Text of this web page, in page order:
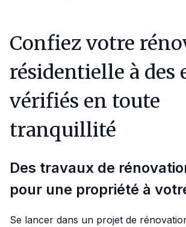
Confiez votre
résidentielle à des
vérifiés en toute
tranquillité
Des travaux de
pour une propriété à
Se lancer dans un projet de